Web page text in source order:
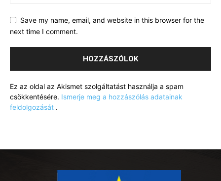
Save my name, email, and website in this browser for the
next time I comment.
Ez az oldal az Akismet szolgáltatást használja a spam
csökkentésére. Ismerje meg a hozzászólás adatainak
feldolgozását .